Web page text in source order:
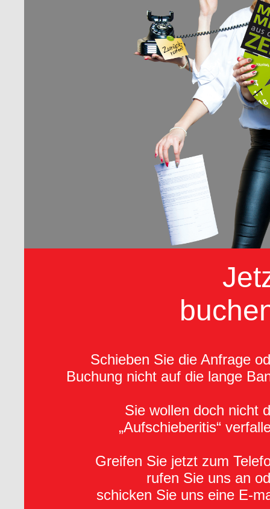
Schieben Sie die Anfrage
Buchung nicht auf die lange
Sie wollen doch nicht
„Aufschieberitis“
Greifen Sie jetzt zum
rufen Sie uns an
schicken Sie uns eine E-